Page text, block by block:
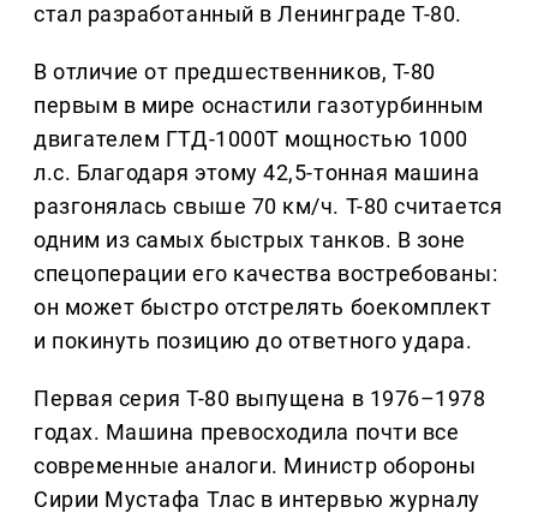
стал разработанный в Ленинграде Т-80.
В отличие от предшественников, Т-80
первым в мире оснастили газотурбинным
двигателем ГТД-1000Т мощностью 1000
л.с. Благодаря этому 42,5-тонная машина
разгонялась свыше 70 км/ч. Т-80 считается
одним из самых быстрых танков. В зоне
спецоперации его качества востребованы:
он может быстро отстрелять боекомплект
и покинуть позицию до ответного удара.
Первая серия Т-80 выпущена в 1976–1978
годах. Машина превосходила почти все
современные аналоги. Министр обороны
Сирии Мустафа Тлас в интервью журналу